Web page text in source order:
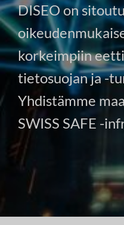
DISEO on
korkeimpiin
tietosuojan ja -
Yhdistämme
SWISS SAFE -